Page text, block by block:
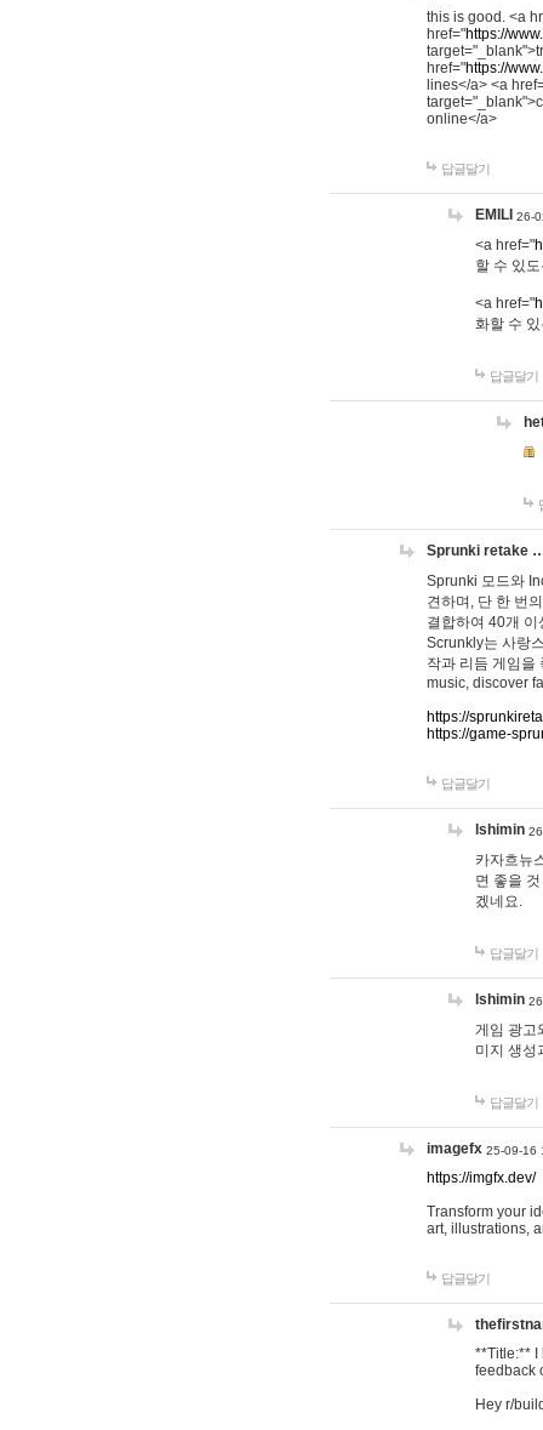
this is good. <a
href="https://
href="https://
lines</a> <a
online</a>
답글달기
EMILI 26-
<a href="
할 수 있
<a href="
화할 수
답글달기
Sprunki retake
Sprunki 모드와
견하며, 단 한 번
결합하여 40개
Scrunkly는 사랑
작과 리듬 게임을
music, discover
https://
https://game-
답글달기
lshimin
카자흐뉴
면 좋을
겠네요.
답글달기
lshimin
게임 광고
미지 생성
답글달기
imagefx 25-09-16
https://imgfx.dev/
Transform your
art, illustrations,
답글달기
**Title:** I
feedback
Hey r/